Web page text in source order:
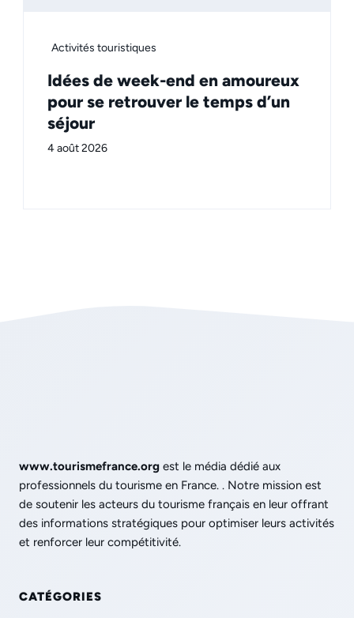
Activités touristiques
Idées de week-end en amoureux
pour se retrouver le temps d’un
séjour
4 août 2026
www.tourismefrance.org est le média dédié aux
professionnels du tourisme en France. . Notre mission est
de soutenir les acteurs du tourisme français en leur offrant
des informations stratégiques pour optimiser leurs activités
et renforcer leur compétitivité.
CATÉGORIES